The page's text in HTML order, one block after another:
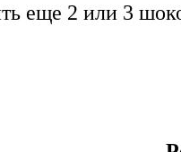
еще 2 или 3